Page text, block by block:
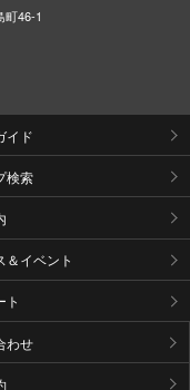
町46-1
イド
検索
＆イベント
ト
わせ